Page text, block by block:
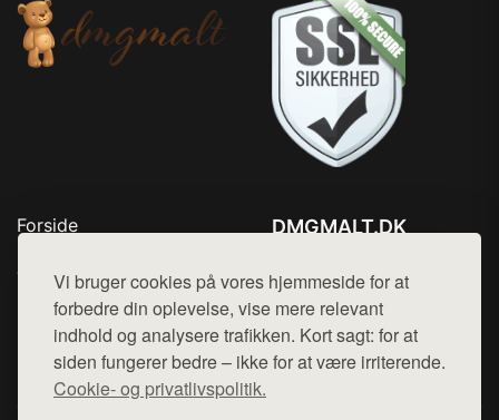
Vi bruger cookies på vores hjemmeside for at
forbedre din oplevelse, vise mere relevant
indhold og analysere trafikken. Kort sagt: for at
siden fungerer bedre – ikke for at være irriterende.
Cookie- og privatlivspolitik.
Forside
Top Rabatter
Blog
Kontakt
DMGMALT.DK
Mail: hej@want.dk
Cookie- og privatlivspolitik